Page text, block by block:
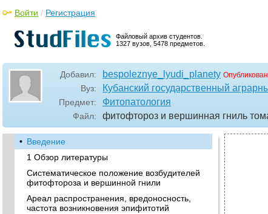
Файловый архив студентов.
1327 вузов, 5478 предметов.
Войти / Регистрация
Добавил: bespoleznye_lyudi_planety
Вуз: Кубанский государственный
Предмет: Фитопатология
Файл: фитофтороз и вершинная гниль
• Введение
1 Обзор литературы
Систематическое положение возбудителей
фитофтороза и вершинной гнили
Ареал распространения, вредоносность,
частота возникновения эпифитотий